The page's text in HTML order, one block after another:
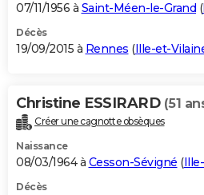
07/11/1956 à Saint-Méen-le-Grand (
Décès
19/09/2015 à Rennes (Ille-et-
Christine ESSIRARD (51
Créer une cagnotte obsèques
Naissance
08/03/1964 à Cesson-Sévigné (
Décès